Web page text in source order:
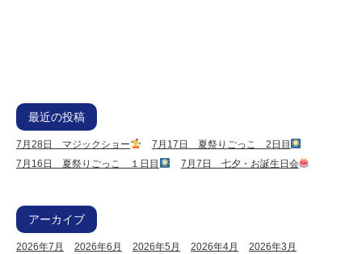
最近の投稿
7月28日 マジックショー
7月17日 夏祭りごっこ 2日目
7月16日 夏祭りごっこ １日目
7月7日 七夕・お誕生日会
アーカイブ
2026年7月 2026年6月 2026年5月 2026年4月 2026年3月